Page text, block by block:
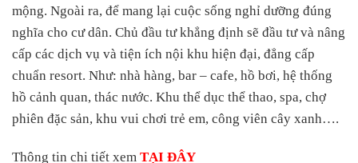
mộng. Ngoài ra, để mang lại cuộc sống nghỉ dưỡng đúng
nghĩa cho cư dân. Chủ đầu tư khẳng định sẽ đầu tư và nâng
cấp các dịch vụ và tiện ích nội khu hiện đại, đẳng cấp
chuẩn resort. Như: nhà hàng, bar – cafe, hồ bơi, hệ thống
hồ cảnh quan, thác nước. Khu thể dục thể thao, spa, chợ
phiên đặc sản, khu vui chơi trẻ em, công viên cây xanh….
Thông tin chi tiết xem TẠI ĐÂY